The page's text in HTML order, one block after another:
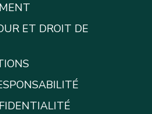
ET DROIT DE